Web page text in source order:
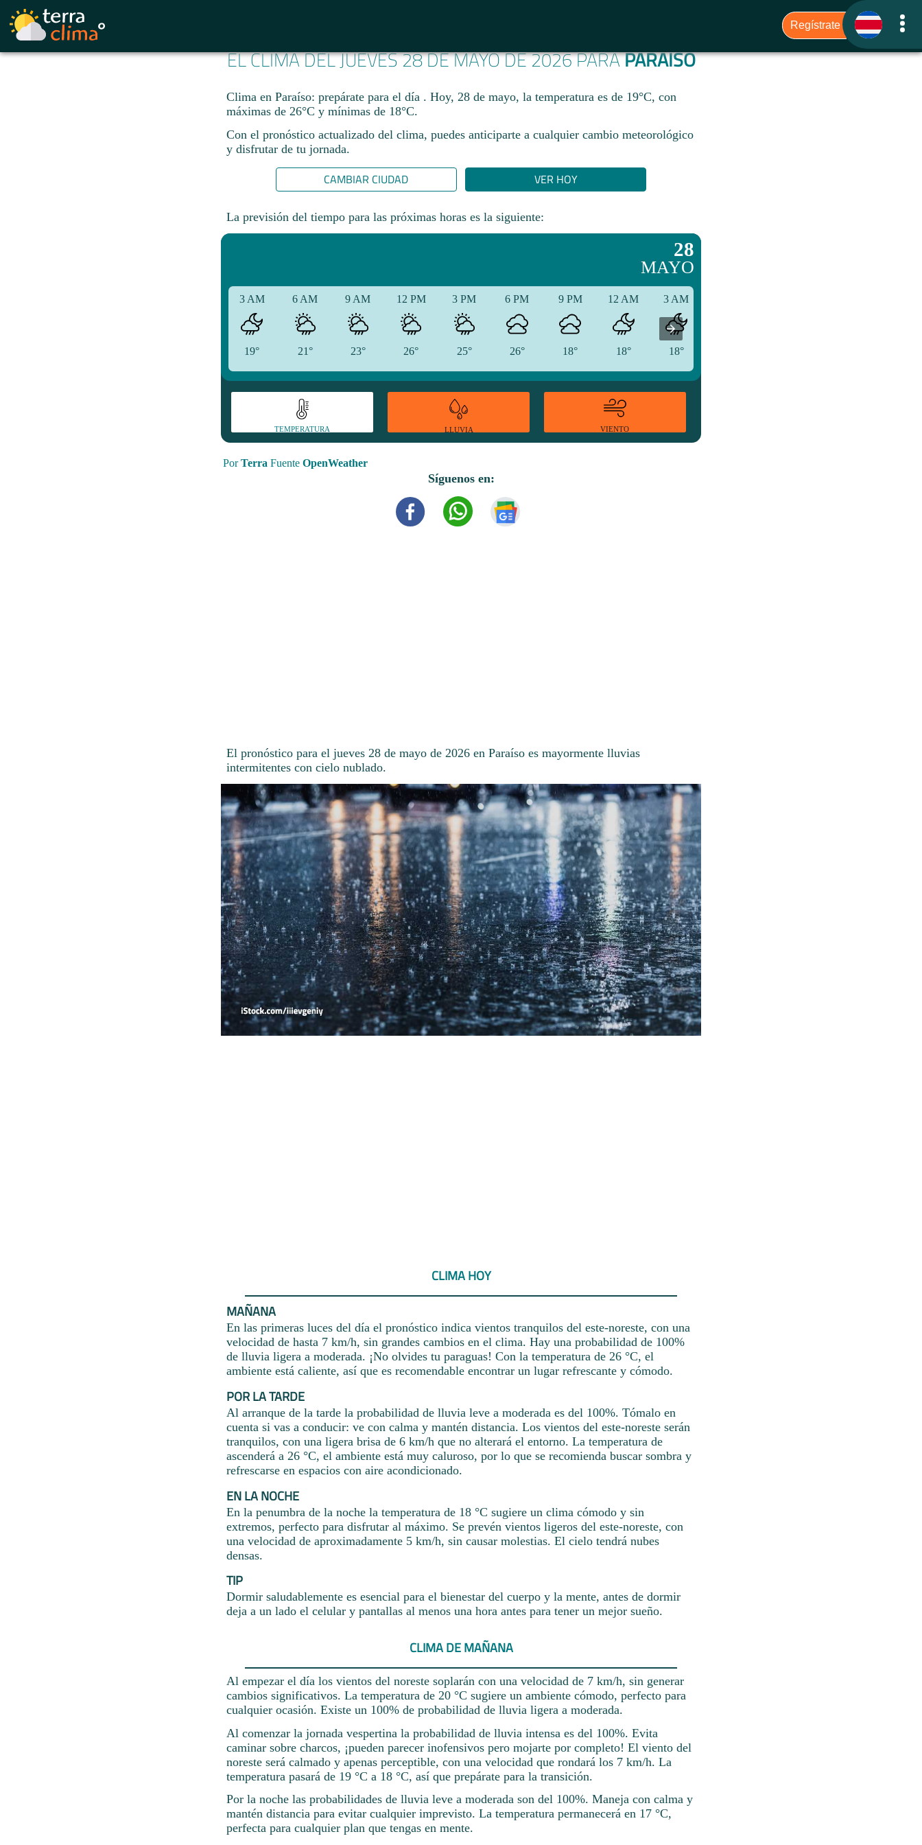
EL CLIMA DEL JUEVES 28 DE MAYO DE 2026 PARAPARAÍSO
Clima en Paraíso: prepárate para el día . Hoy, 28 de mayo, la temperatura es de 19°C, con
máximas de 26°C y mínimas de 18°C.
Con el pronóstico actualizado del clima, puedes anticiparte a cualquier cambio meteorológico
y disfrutar de tu jornada.​
CAMBIAR CIUDAD VER HOY
La previsión del tiempo para las próximas horas es la siguiente:
28
MAYO
3 AM
19°
6 AM
21°
9 AM
23°
12 PM
26°
3 PM
25°
6 PM
26°
9 PM
18°
12 AM
18°
3 AM
18°
TEMPERATURA LLUVIA VIENTO
PorTerra Fuente OpenWeather
Síguenos en:
El pronóstico para el jueves 28 de mayo de 2026 en Paraíso es mayormente lluvias
intermitentes con cielo nublado.
CLIMA HOY
MAÑANA
En las primeras luces del día el pronóstico indica vientos tranquilos del este-noreste, con una
velocidad de hasta 7 km/h, sin grandes cambios en el clima. Hay una probabilidad de 100%
de lluvia ligera a moderada. ¡No olvides tu paraguas! Con la temperatura de 26 °C, el
ambiente está caliente, así que es recomendable encontrar un lugar refrescante y cómodo.
POR LA TARDE
Al arranque de la tarde la probabilidad de lluvia leve a moderada es del 100%. Tómalo en
cuenta si vas a conducir: ve con calma y mantén distancia. Los vientos del este-noreste serán
tranquilos, con una ligera brisa de 6 km/h que no alterará el entorno. La temperatura de
ascenderá a 26 °C, el ambiente está muy caluroso, por lo que se recomienda buscar sombra y
refrescarse en espacios con aire acondicionado.
EN LA NOCHE
En la penumbra de la noche la temperatura de 18 °C sugiere un clima cómodo y sin
extremos, perfecto para disfrutar al máximo. Se prevén vientos ligeros del este-noreste, con
una velocidad de aproximadamente 5 km/h, sin causar molestias. El cielo tendrá nubes
densas.
TIP
Dormir saludablemente es esencial para el bienestar del cuerpo y la mente, antes de dormir
deja a un lado el celular y pantallas al menos una hora antes para tener un mejor sueño.
CLIMA DE MAÑANA
Al empezar el día los vientos del noreste soplarán con una velocidad de 7 km/h, sin generar
cambios significativos. La temperatura de 20 °C sugiere un ambiente cómodo, perfecto para
cualquier ocasión. Existe un 100% de probabilidad de lluvia ligera a moderada.
Al comenzar la jornada vespertina la probabilidad de lluvia intensa es del 100%. Evita
caminar sobre charcos, ¡pueden parecer inofensivos pero mojarte por completo! El viento del
noreste será calmado y apenas perceptible, con una velocidad que rondará los 7 km/h. La
temperatura pasará de 19 °C a 18 °C, así que prepárate para la transición.
Por la noche las probabilidades de lluvia leve a moderada son del 100%. Maneja con calma y
mantén distancia para evitar cualquier imprevisto. La temperatura permanecerá en 17 °C,
perfecta para cualquier plan que tengas en mente.